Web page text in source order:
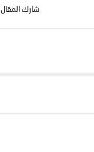
شارك المقال